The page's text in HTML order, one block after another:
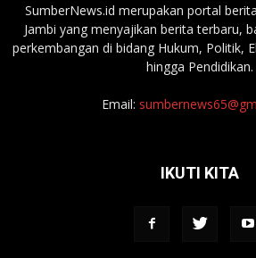
SumberNews.id merupakan portal
Jambi yang menyajikan berita terbaru,
perkembangan di bidang Hukum, Politik,
hingga Pendidikan.
Email:
IKUTI KITA